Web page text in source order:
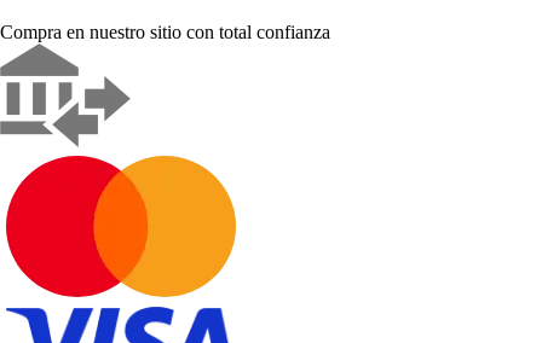
Compra en nuestro sitio con total confianza